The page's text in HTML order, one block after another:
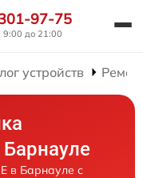
97-75
9:00 до 21:00
устройств
Барнауле
в Барнауле с